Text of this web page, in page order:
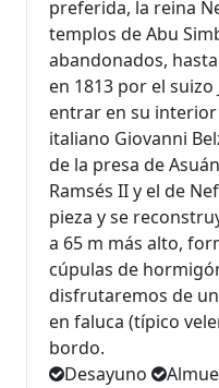
preferida, la reina
templos de Abu
abandonados,
en 1813 por el
entrar en su
italiano Giovanni
de la presa de
Ramsés II y el de
pieza y se
a 65 m más alto,
cúpulas de
disfrutaremos de
en faluca (típico
bordo.
Desayuno